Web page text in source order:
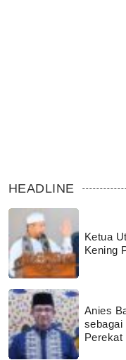
HEADLINE
Ketua
Kening
Anies
sebagai
Perekat